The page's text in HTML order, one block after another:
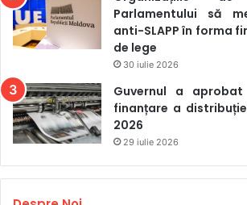
Parlamentului să
anti-SLAPP în forma
de lege
30 iulie 2026
Guvernul a
finanțare a
2026
29 iulie 2026